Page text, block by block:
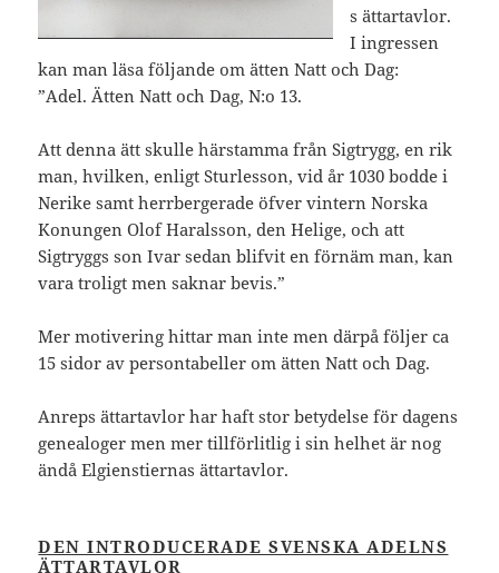
s ättartavlor.
I ingressen
kan man läsa följande om ätten Natt och Dag:
”Adel. Ätten Natt och Dag, N:o 13.
Att denna ätt skulle härstamma från Sigtrygg, en rik
man, hvilken, enligt Sturlesson, vid år 1030 bodde i
Nerike samt herrbergerade öfver vintern Norska
Konungen Olof Haralsson, den Helige, och att
Sigtryggs son Ivar sedan blifvit en förnäm man, kan
vara troligt men saknar bevis.”
Mer motivering hittar man inte men därpå följer ca
15 sidor av persontabeller om ätten Natt och Dag.
Anreps ättartavlor har haft stor betydelse för dagens
genealoger men mer tillförlitlig i sin helhet är nog
ändå Elgienstiernas ättartavlor.
DEN INTRODUCERADE SVENSKA ADELNS
ÄTTARTAVLOR